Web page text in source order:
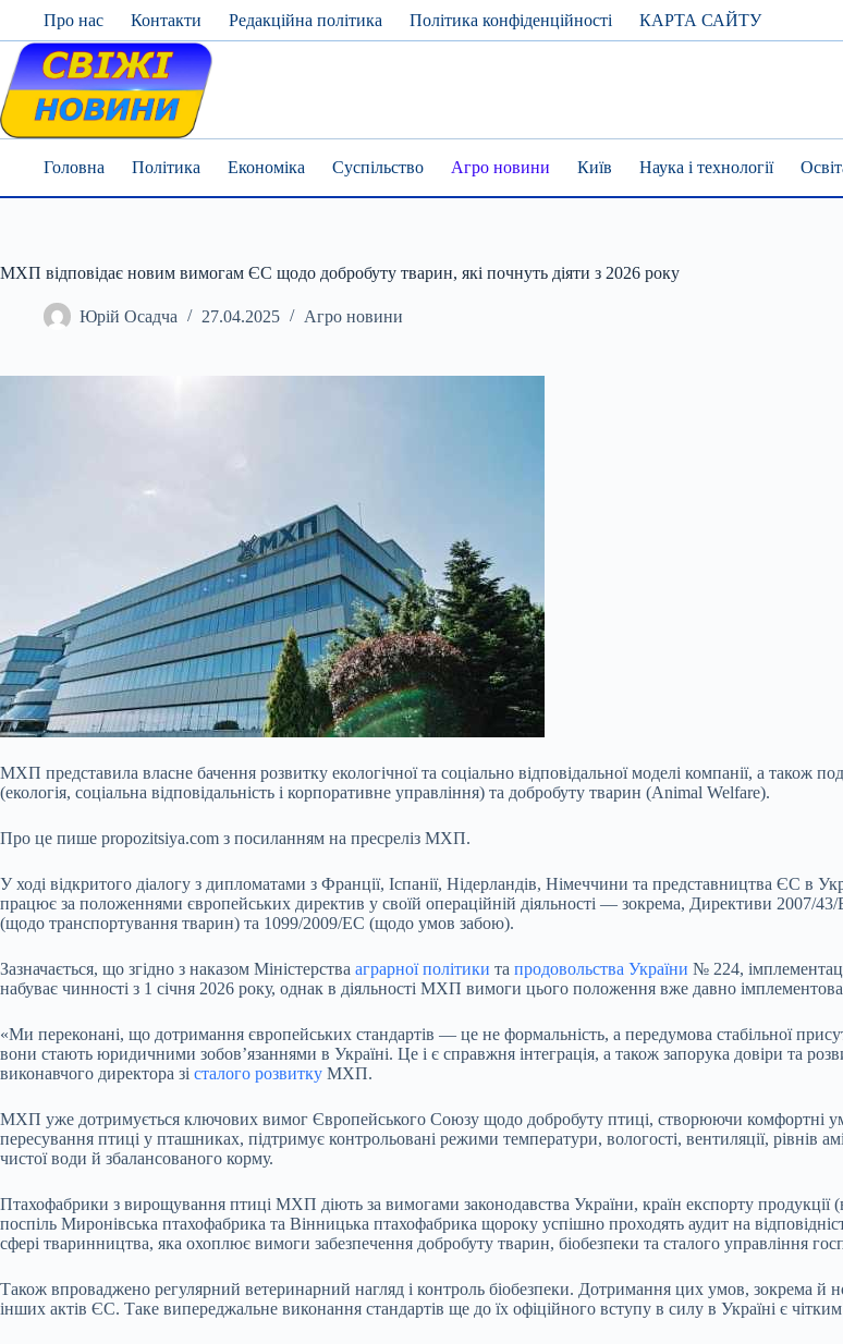
content
Про нас Контакти Редакційна політика Політика конфіденційності КАРТА САЙТУ
Головна Політика Економіка Суспільство Агро новини Київ Наука і технології
МХП відповідає новим вимогам ЄС щодо добробуту тварин, які почнуть діяти з 2026 року
Юрій Осадча 27.04.2025 Агро новини
МХП представила власне бачення розвитку екологічної та соціально відповідальної моделі компанії, а
(екологія, соціальна відповідальність і корпоративне управління) та добробуту тварин (Animal Welfare).
Про це пише propozitsiya.com з посиланням на пресреліз МХП.
У ході відкритого діалогу з дипломатами з Франції, Іспанії, Нідерландів, Німеччини та представництва ЄС в
працює за положеннями європейських директив у своїй операційній діяльності — зокрема, Директиви 2007/
(щодо транспортування тварин) та 1099/2009/EC (щодо умов забою).
Зазначається, що згідно з наказом Міністерства аграрної політики та продовольства України № 224,
набуває чинності з 1 січня 2026 року, однак в діяльності МХП вимоги цього положення вже давно
«Ми переконані, що дотримання європейських стандартів — це не формальність, а передумова стабільної
вони стають юридичними зобов’язаннями в Україні. Це і є справжня інтеграція, а також запорука довіри та
виконавчого директора зі сталого розвитку МХП.
МХП уже дотримується ключових вимог Європейського Союзу щодо добробуту птиці, створюючи комфортні
пересування птиці у пташниках, підтримує контрольовані режими температури, вологості, вентиляції, рівнів
чистої води й збалансованого корму.
Птахофабрики з вирощування птиці МХП діють за вимогами законодавства України, країн експорту
поспіль Миронівська птахофабрика та Вінницька птахофабрика щороку успішно проходять аудит на
сфері тваринництва, яка охоплює вимоги забезпечення добробуту тварин, біобезпеки та сталого управління
Також впроваджено регулярний ветеринарний нагляд і контроль біобезпеки. Дотримання цих умов, зокрема й
інших актів ЄС. Таке випереджальне виконання стандартів ще до їх офіційного вступу в силу в Україні є